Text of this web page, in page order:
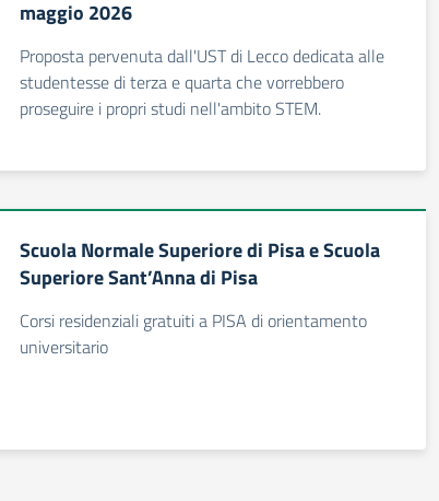
maggio 2026
Proposta pervenuta dall'UST di Lecco dedicata alle
studentesse di terza e quarta che vorrebbero
proseguire i propri studi nell'ambito STEM.
Scuola Normale Superiore di Pisa e Scuola
Superiore Sant’Anna di Pisa
Corsi residenziali gratuiti a PISA di orientamento
universitario